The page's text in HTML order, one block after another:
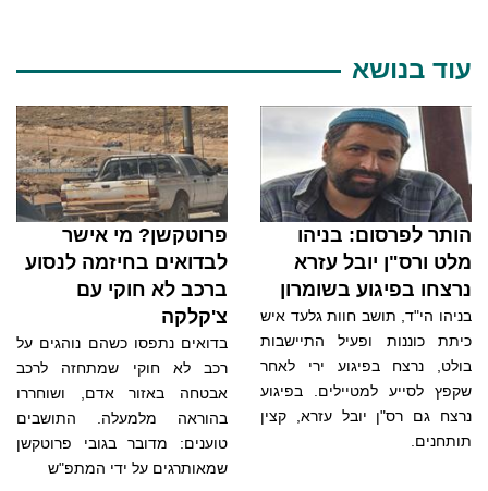
עוד בנושא
הותר לפרסום: בניהו
מלט ורס"ן יובל עזרא
נרצחו בפיגוע בשומרון
בניהו הי"ד, תושב חוות גלעד איש
כיתת כוננות ופעיל התיישבות
בולט, נרצח בפיגוע ירי לאחר
שקפץ לסייע למטיילים. בפיגוע
נרצח גם רס"ן יובל עזרא, קצין
תותחנים.
פרוטקשן? מי אישר
לבדואים בחיזמה לנסוע
ברכב לא חוקי עם
צ'קלקה
בדואים נתפסו כשהם נוהגים על
רכב לא חוקי שמתחזה לרכב
אבטחה באזור אדם, ושוחררו
בהוראה מלמעלה. התושבים
טוענים: מדובר בגובי פרוטקשן
שמאותרגים על ידי המתפ"ש